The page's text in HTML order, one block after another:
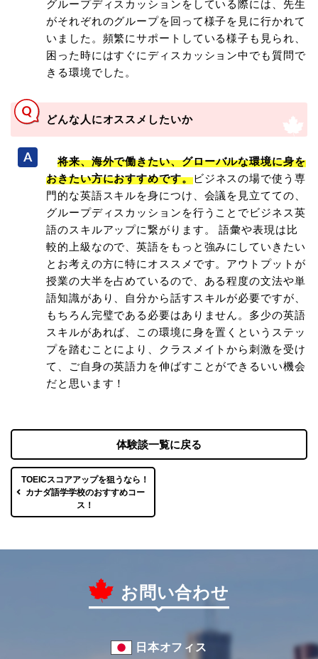
グループディスカッションをしている際には、先生
がそれぞれのグループを回って様子を見に行かれて
いました。頻繁にサポートしている様子も見られ、
困った時にはすぐにディスカッション中でも質問で
きる環境でした。
どんな人にオススメしたいか
将来、海外で働きたい、グローバルな環境に身を
おきたい方におすすめです。ビジネスの場で使う専
門的な英語スキルを身につけ、会議を見立てての、
グループディスカッションを行うことでビジネス英
語のスキルアップに繋がります。 語彙や表現は比
較的上級なので、英語をもっと強みにしていきたい
とお考えの方に特にオススメです。アウトプットが
授業の大半を占めているので、ある程度の文法や単
語知識があり、自分から話すスキルが必要ですが、
もちろん完璧である必要はありません。多少の英語
スキルがあれば、この環境に身を置くというステッ
プを踏むことにより、クラスメイトから刺激を受け
て、ご自身の英語力を伸ばすことができるいい機会
だと思います！
TOEICスコアアップを狙うなら！
カナダ語学学校のおすすめコー
ス！
体験談一覧に戻る
お問い合わせ
日本オフィス